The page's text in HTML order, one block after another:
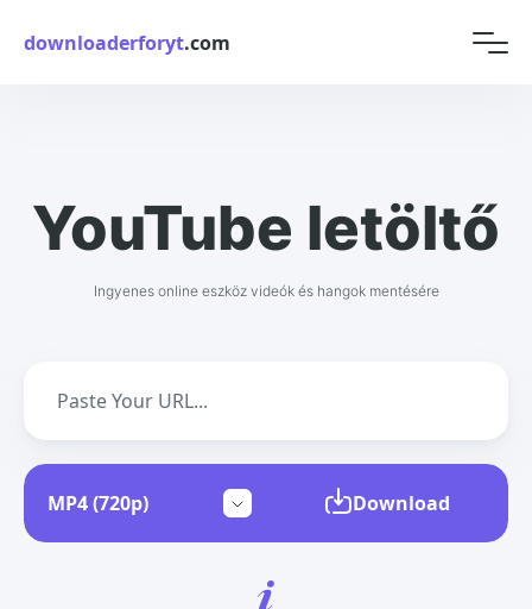
downloaderforyt.com
YouTube letöltő
Ingyenes online eszköz videók és hangok mentésére
Download